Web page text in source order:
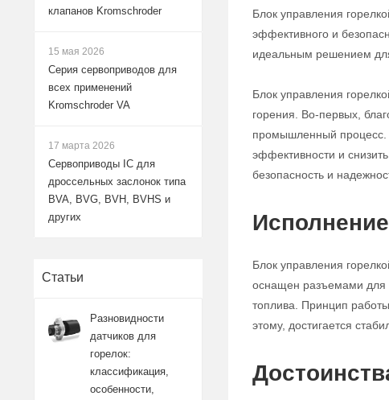
Блок управления
эффективного и
идеальным решением
Блок управления
горения. Во-первых,
промышленный процесс.
эффективности и
безопасность и
Блок управления
оснащен разъемами для
топлива. Принцип
этому, достигается
клапанов Kromschroder
15 мая 2026
Серия сервоприводов для
всех применений
Kromschroder VA
17 марта 2026
Сервоприводы IC для
дроссельных заслонок типа
BVA, BVG, BVH, BVHS и
других
Статьи
Разновидности
датчиков для
горелок:
классификация,
особенности,